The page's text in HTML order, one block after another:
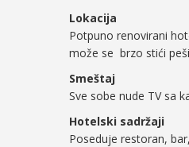
Lokacija
Potpuno renovirani
može se brzo stići
Smeštaj
Sve sobe nude TV sa
Hotelski sadržaji
Poseduje restoran,